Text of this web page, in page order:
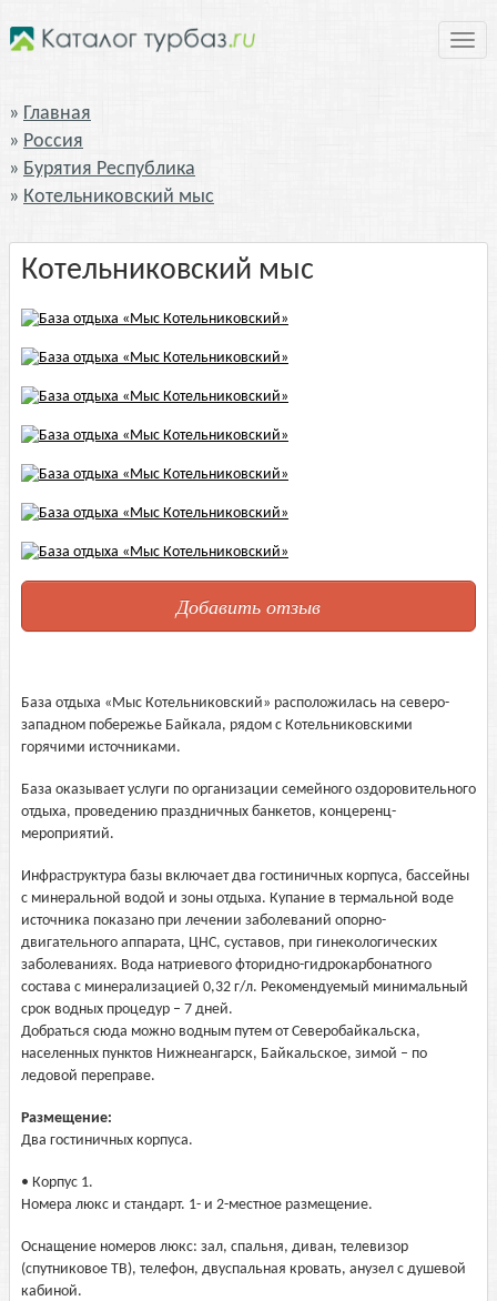
Главная
Россия
Бурятия Республика
Котельниковский мыс
Котельниковский мыс
Добавить отзыв
База отдыха «Мыс Котельниковский» расположилась на северо-
западном побережье Байкала, рядом с Котельниковскими
горячими источниками.
База оказывает услуги по организации семейного оздоровительного
отдыха, проведению праздничных банкетов, концеренц-
мероприятий.
Инфраструктура базы включает два гостиничных корпуса, бассейны
с минеральной водой и зоны отдыха. Купание в термальной воде
источника показано при лечении заболеваний опорно-
двигательного аппарата, ЦНС, суставов, при гинекологических
заболеваниях. Вода натриевого фторидно-гидрокарбонатного
состава с минерализацией 0,32 г/л. Рекомендуемый минимальный
срок водных процедур – 7 дней.
Добраться сюда можно водным путем от Северобайкальска,
населенных пунктов Нижнеангарск, Байкальское, зимой – по
ледовой переправе.
Размещение:
Два гостиничных корпуса.
• Корпус 1.
Номера люкс и стандарт. 1- и 2-местное размещение.
Оснащение номеров люкс: зал, спальня, диван, телевизор
(спутниковое ТВ), телефон, двуспальная кровать, анузел с душевой
кабиной.